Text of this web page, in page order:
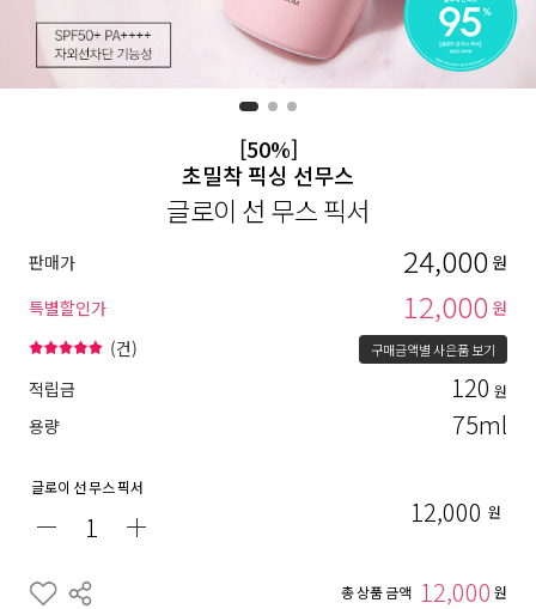
[50%]
초밀착 픽싱 선무스
글로이 선 무스 픽서
판매가 24,000 원
특별할인가
12,000 원
(건) 구매금액별 사은품 보기
적립금 120 원
용량 75ml
글로이 선 무스 픽서
12,000 원
총 상품 금액 12,000 원